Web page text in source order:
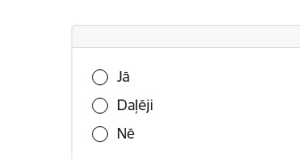
Vai šī informācija bija noderīga?
Jā
Daļēji
Nē